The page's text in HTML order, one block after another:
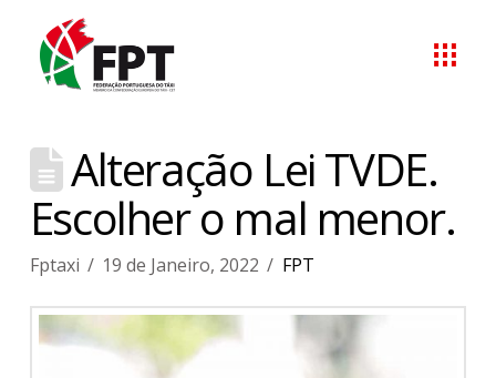
Alteração Lei TVDE.
Escolher o mal menor.
Fptaxi 19 de Janeiro, 2022 FPT